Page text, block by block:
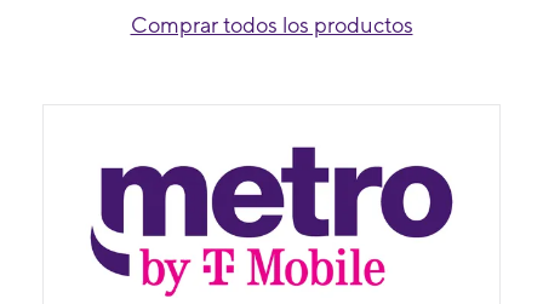
Comprar todos los productos